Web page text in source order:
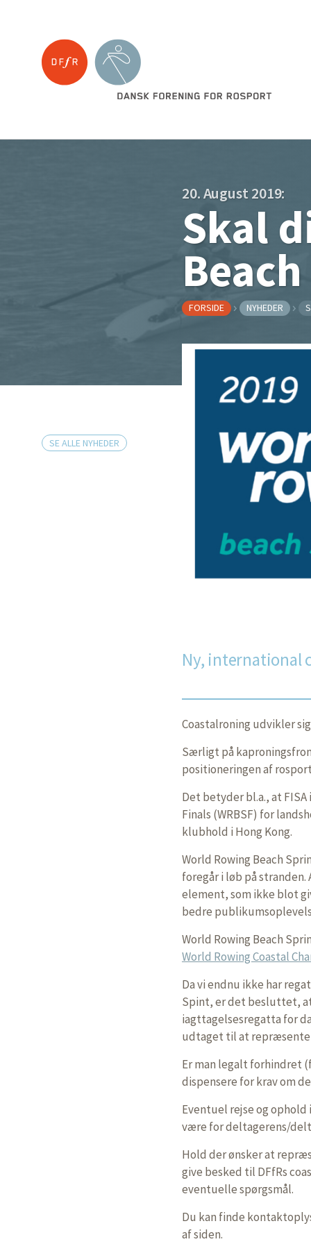
20. August 2019:
Skal
FORSIDE NYHEDER
SE ALLE NYHEDER
Ny, international
Coastalroning udvikler
Særligt på
positioneringen af
Det betyder bl.a., at
Finals (WRBSF) for
klubhold i Hong Kong.
World Rowing Beach
foregår i løb på
element, som ikke blot
bedre
World Rowing Beach
World Rowing Coastal
Da vi endnu ikke har
Spint, er det besluttet, at
iagttagelsesregatta for
udtaget til at
Er man legalt forhindret
dispensere for krav om
Eventuel rejse og ophold
være for deltagerens/
Hold der ønsker at
give besked til DFfRs
eventuelle spørgsmål.
Du kan finde
af siden.